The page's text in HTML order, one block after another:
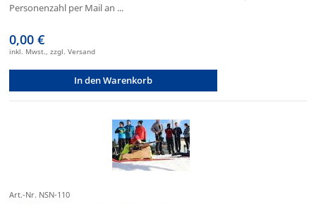
Personenzahl per Mail an ...
0,00 €
inkl. Mwst., zzgl. Versand
In den Warenkorb
Art.-Nr. NSN-110